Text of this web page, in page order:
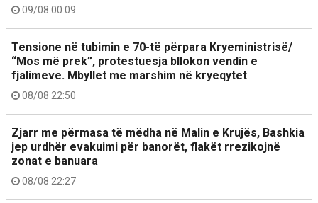
09/08 00:09
Tensione në tubimin e 70-të përpara Kryeministrisë/
“Mos më prek”, protestuesja bllokon vendin e
fjalimeve. Mbyllet me marshim në kryeqytet
08/08 22:50
Zjarr me përmasa të mëdha në Malin e Krujës, Bashkia
jep urdhër evakuimi për banorët, flakët rrezikojnë
zonat e banuara
08/08 22:27